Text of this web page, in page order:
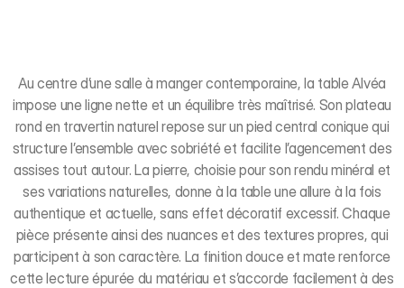
Au centre d’une salle à manger contemporaine, la table Alvéa
impose une ligne nette et un équilibre très maîtrisé. Son plateau
rond en travertin naturel repose sur un pied central conique qui
structure l’ensemble avec sobriété et facilite l’agencement des
assises tout autour. La pierre, choisie pour son rendu minéral et
ses variations naturelles, donne à la table une allure à la fois
authentique et actuelle, sans effet décoratif excessif. Chaque
pièce présente ainsi des nuances et des textures propres, qui
participent à son caractère. La finition douce et mate renforce
cette lecture épurée du matériau et s’accorde facilement à des